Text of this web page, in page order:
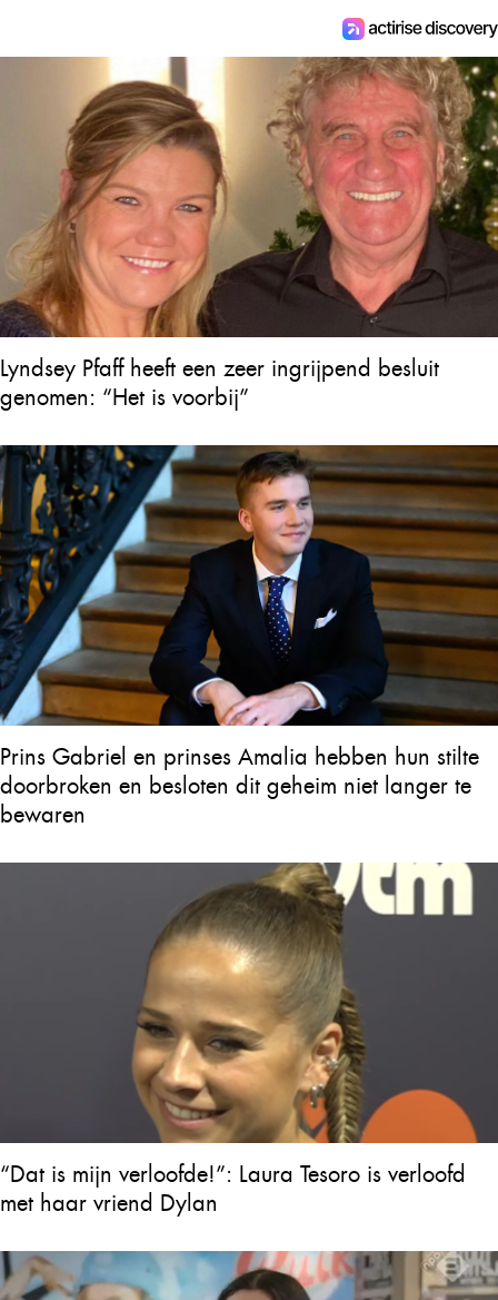
Lyndsey Pfaff heeft een zeer ingrijpend besluit
genomen: “Het is voorbij”
Prins Gabriel en prinses Amalia hebben hun stilte
doorbroken en besloten dit geheim niet langer te
bewaren
“Dat is mijn verloofde!”: Laura Tesoro is verloofd
met haar vriend Dylan